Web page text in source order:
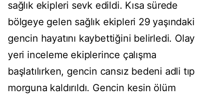
sağlık ekipleri sevk edildi. Kısa sürede
bölgeye gelen sağlık ekipleri 29 yaşındaki
gencin hayatını kaybettiğini belirledi. Olay
yeri inceleme ekiplerince çalışma
başlatılırken, gencin cansız bedeni adli tıp
morguna kaldırıldı. Gencin kesin ölüm